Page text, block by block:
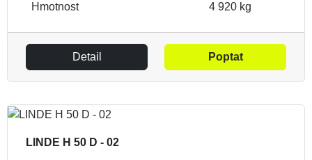
Hmotnost
4 920 kg
Detail Poptat
LINDE H 50 D - 02